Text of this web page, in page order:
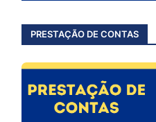
PRESTAÇÃO DE CONTAS